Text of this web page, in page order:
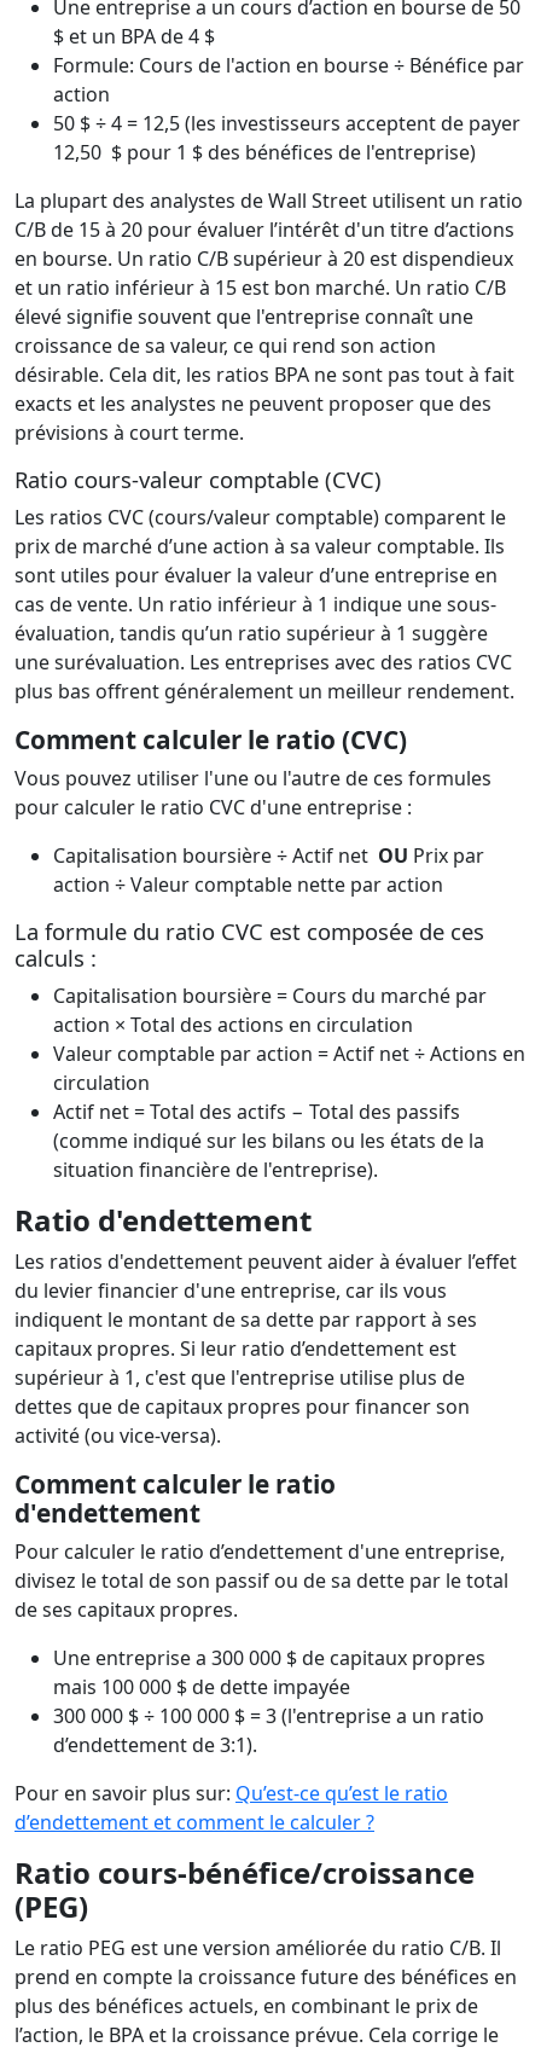
Une entreprise a un cours d’action en bourse de 50
$ et un BPA de 4 $
Formule: Cours de l'action en bourse ÷ Bénéfice par
action
50 $ ÷ 4 = 12,5 (les investisseurs acceptent de payer
12,50 $ pour 1 $ des bénéfices de l'entreprise)
La plupart des analystes de Wall Street utilisent un ratio
C/B de 15 à 20 pour évaluer l’intérêt d'un titre d’actions
en bourse. Un ratio C/B supérieur à 20 est dispendieux
et un ratio inférieur à 15 est bon marché. Un ratio C/B
élevé signifie souvent que l'entreprise connaît une
croissance de sa valeur, ce qui rend son action
désirable. Cela dit, les ratios BPA ne sont pas tout à fait
exacts et les analystes ne peuvent proposer que des
prévisions à court terme.
Ratio cours-valeur comptable (CVC)
Les ratios CVC (cours/valeur comptable) comparent le
prix de marché d’une action à sa valeur comptable. Ils
sont utiles pour évaluer la valeur d’une entreprise en
cas de vente. Un ratio inférieur à 1 indique une sous-
évaluation, tandis qu’un ratio supérieur à 1 suggère
une surévaluation. Les entreprises avec des ratios CVC
plus bas offrent généralement un meilleur rendement.
Comment calculer le ratio (CVC)
Vous pouvez utiliser l'une ou l'autre de ces formules
pour calculer le ratio CVC d'une entreprise :
Capitalisation boursière ÷ Actif net OU Prix par
action ÷ Valeur comptable nette par action
La formule du ratio CVC est composée de ces
calculs :
Capitalisation boursière = Cours du marché par
action × Total des actions en circulation
Valeur comptable par action = Actif net ÷ Actions en
circulation
Actif net = Total des actifs − Total des passifs
(comme indiqué sur les bilans ou les états de la
situation financière de l'entreprise).
Ratio d'endettement
Les ratios d'endettement peuvent aider à évaluer l’effet
du levier financier d'une entreprise, car ils vous
indiquent le montant de sa dette par rapport à ses
capitaux propres. Si leur ratio d’endettement est
supérieur à 1, c'est que l'entreprise utilise plus de
dettes que de capitaux propres pour financer son
activité (ou vice-versa).
Comment calculer le ratio
d'endettement
Pour calculer le ratio d’endettement d'une entreprise,
divisez le total de son passif ou de sa dette par le total
de ses capitaux propres.
Une entreprise a 300 000 $ de capitaux propres
mais 100 000 $ de dette impayée
300 000 $ ÷ 100 000 $ = 3 (l'entreprise a un ratio
d’endettement de 3:1).
Pour en savoir plus sur: Qu’est-ce qu’est le ratio
d’endettement et comment le calculer ?
Ratio cours-bénéfice/croissance
(PEG)
Le ratio PEG est une version améliorée du ratio C/B. Il
prend en compte la croissance future des bénéfices en
plus des bénéfices actuels, en combinant le prix de
l’action, le BPA et la croissance prévue. Cela corrige le